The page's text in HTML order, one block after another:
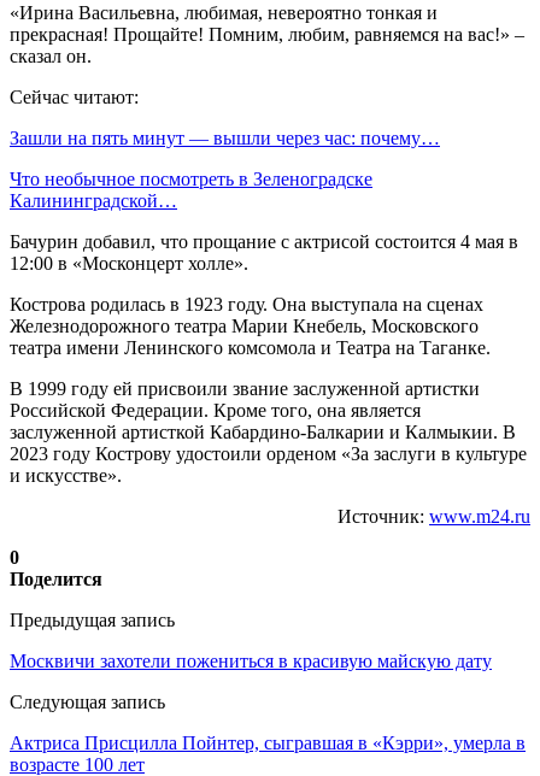
«Ирина Васильевна, любимая, невероятно тонкая и
прекрасная! Прощайте! Помним, любим, равняемся на вас!» –
сказал он.
Сейчас читают:
Зашли на пять минут — вышли через час: почему…
Что необычное посмотреть в Зеленоградске
Калининградской…
Бачурин добавил, что прощание с актрисой состоится 4 мая в
12:00 в «Москонцерт холле».
Кострова родилась в 1923 году. Она выступала на сценах
Железнодорожного театра Марии Кнебель, Московского
театра имени Ленинского комсомола и Театра на Таганке.
В 1999 году ей присвоили звание заслуженной артистки
Российской Федерации. Кроме того, она является
заслуженной артисткой Кабардино-Балкарии и Калмыкии. В
2023 году Кострову удостоили орденом «За заслуги в культуре
и искусстве».
Источник: www.m24.ru
0
Поделится
Предыдущая запись
Москвичи захотели пожениться в красивую майскую дату
Следующая запись
Актриса Присцилла Пойнтер, сыгравшая в «Кэрри», умерла в
возрасте 100 лет